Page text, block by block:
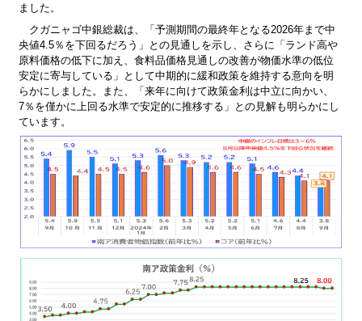
ました。
クガニャゴ中銀総裁は、「予測期間の最終年となる2026年まで中
央値4.5％を下回るだろう」との見通しを示し、さらに「ランド高や
原料価格の低下に加え、食料品価格見通しの改善が物価水準の低位
安定に寄与している」として中期的に緩和政策を維持する意向を明
らかにしました。また、「来年に向けて政策金利は中立に向かい、
7％を僅かに上回る水準で安定的に推移する」との見解も明らかにし
ています。